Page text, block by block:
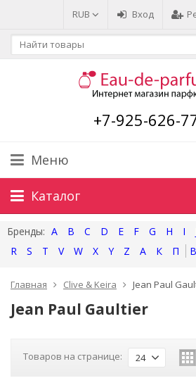
RUB Вход
+7-925-626-
Меню
Каталог
A B C D E F G H I
R
S T V W X Y Z А К П
Главная Clive & Keira Jean Paul
Jean Paul Gaultier
Товаров на странице: 24